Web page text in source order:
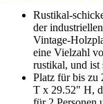
Rustikal-
der
Vintage-
eine Vielzahl
rustikal, und ist
Platz für bis zu
T x 29.52" H,